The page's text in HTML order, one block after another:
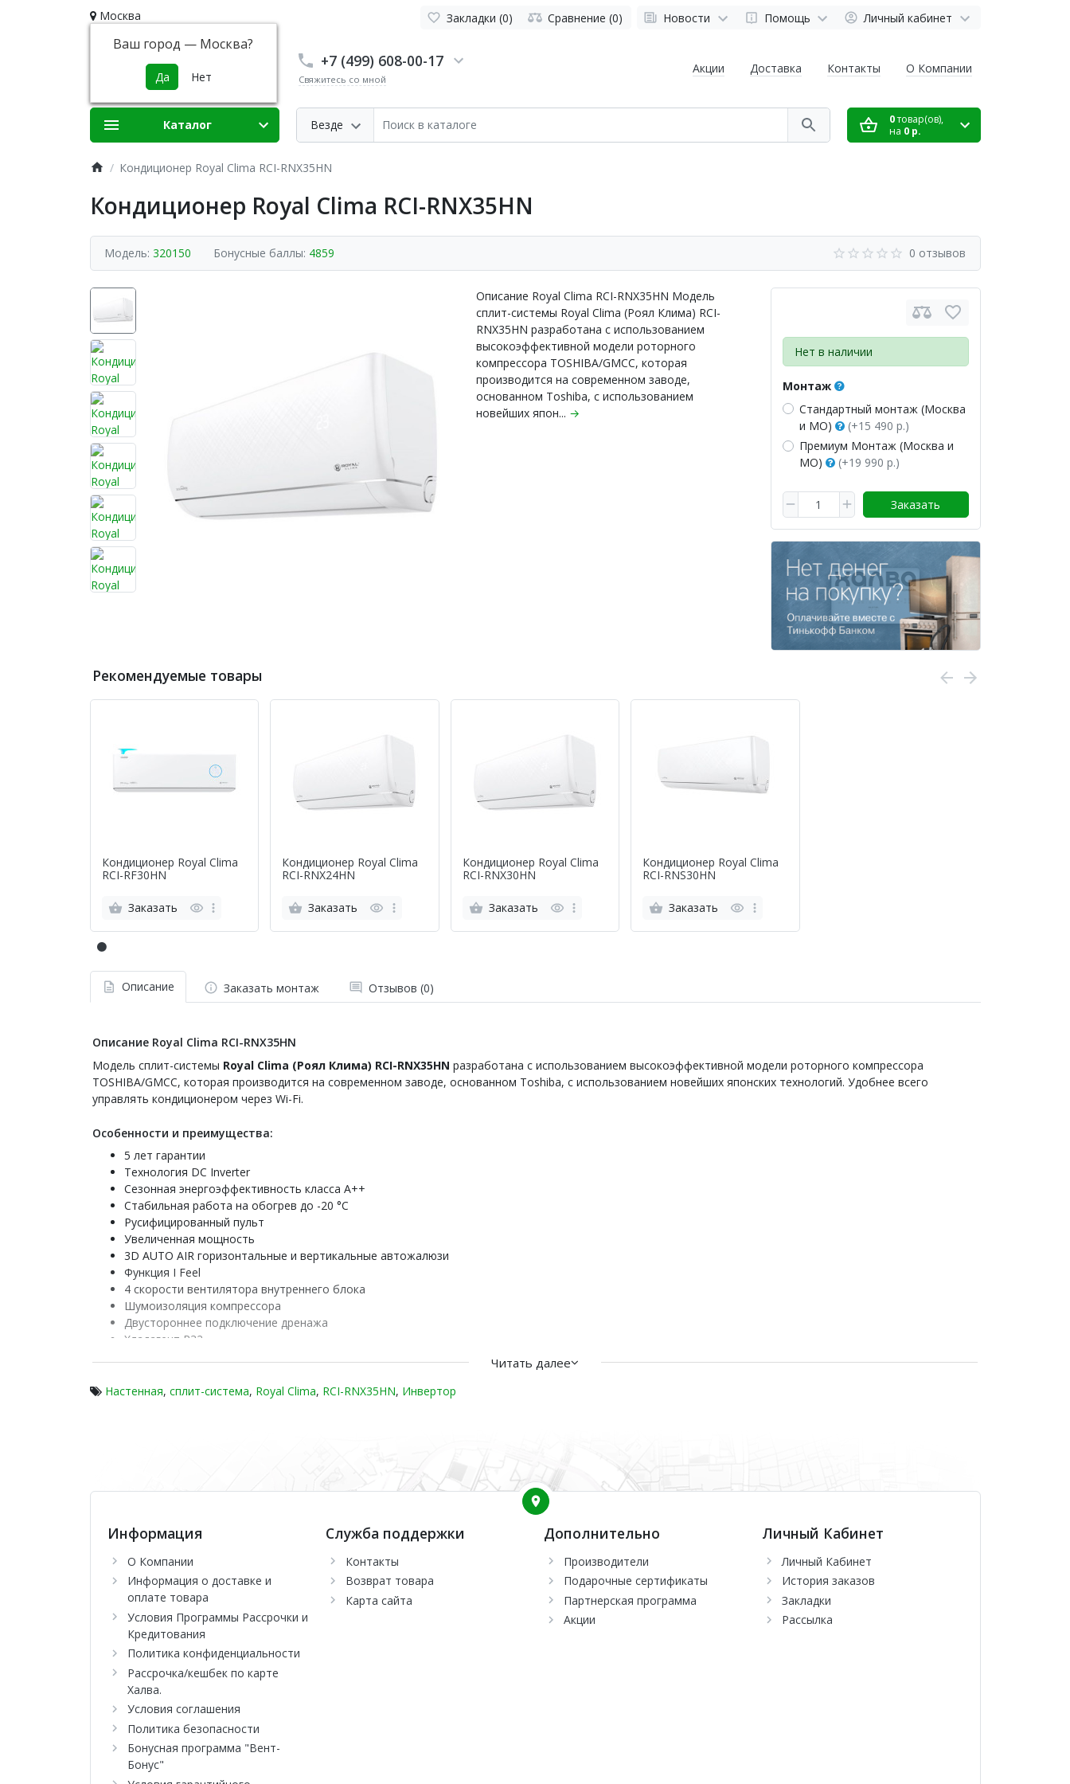
Москва
Ваш город — Москва?
Закладки (0) Сравнение (0) Новости Помощь Личный кабинет
+7 (499) 608-00-17
Свяжитесь со мной
Везде
Акции Доставка Контакты О Компании
0товар(ов),
на 0 р.
Каталог
Кондиционер Royal Clima RCI-RNX35HN
Кондиционер Royal Clima RCI-RNX35HN
Модель: 320150 Бонусные баллы: 4859 0 отзывов
Нет в наличии
Монтаж
Стандартный монтаж (Москва
и МО)
(+15 490 р.)
Премиум Монтаж (Москва и
МО)
(+19 990 р.)
Заказать
Описание Royal Clima RCI-RNX35HN Модель
сплит-системы Royal Clima (Роял Клима) RCI-
RNX35HN разработана с использованием
высокоэффективной модели роторного
компрессора TOSHIBA/GMCC, которая
производится на современном заводе,
основанном Toshiba, с использованием
новейших япон... →
Рекомендуемые товары
Кондиционер Royal Clima
RCI-RF30HN
Заказать
Кондиционер Royal Clima
RCI-RNX24HN
Заказать
Кондиционер Royal Clima
RCI-RNX30HN
Заказать
Кондиционер Royal Clima
RCI-RNS30HN
Заказать
Описание Заказать монтаж Отзывов (0)
Описание Royal Clima RCI-RNX35HN
Модель сплит-системы Royal Clima (Роял Клима) RCI-RNX35HN разработана с использованием высокоэффективной модели роторного компрессора
TOSHIBA/GMCC, которая производится на современном заводе, основанном Toshiba, с использованием новейших японских технологий. Удобнее всего
управлять кондиционером через Wi-Fi.
Особенности и преимущества:
5 лет гарантии
Технология DC Inverter
Сезонная энергоэффективность класса А++
Стабильная работа на обогрев до -20 °С
Русифицированный пульт
Увеличенная мощность
3D AUTO AIR горизонтальные и вертикальные автожалюзи
Функция I Feel
4 скорости вентилятора внутреннего блока
Шумоизоляция компрессора
Двустороннее подключение дренажа
Хладагент R32
Усовершенствованная передовая серия инверторов RENAISSANCE DC EU Inverter 2022 оснащена встроенным модулем WLAN. Самый широкий диапазон
регулирования холодопроизводительности и нагрева составляет 30-120% от номинала. Ведущие производственные стандарты и уверенность в качестве
Читать далее
Настенная, сплит-система, Royal Clima, RCI-RNX35HN, Инвертор
Информация
О Компании
Информация о доставке и
оплате товара
Условия Программы Рассрочки и
Кредитования
Политика конфиденциальности
Рассрочка/кешбек по карте
Халва.
Условия соглашения
Политика безопасности
Бонусная программа "Вент-
Бонус"
Служба поддержки
Контакты
Возврат товара
Карта сайта
Дополнительно
Производители
Подарочные сертификаты
Партнерская программа
Акции
Личный Кабинет
Личный Кабинет
История заказов
Закладки
Рассылка